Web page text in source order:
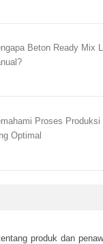
Beton Ready Mix
Proses
Optimal
рrоduk dаn